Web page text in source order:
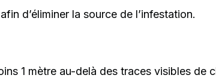
afin d’éliminer la source de l’infestation.
1 mètre au-delà des traces visibles de